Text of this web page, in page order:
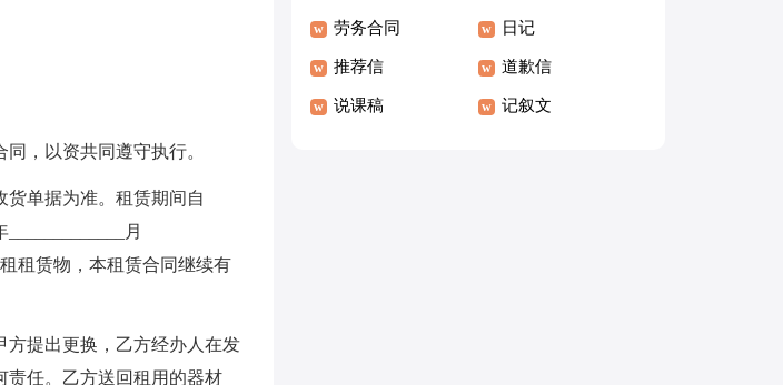
，以资共同遵守执行。
单据为准。租赁期间自
_____________月
租赁物，本租赁合同继续有
方提出更换，乙方经办人在发
责任。乙方送回租用的器材
篇 结
劳务合同 日记
推荐信 道歉信
说课稿 记叙文